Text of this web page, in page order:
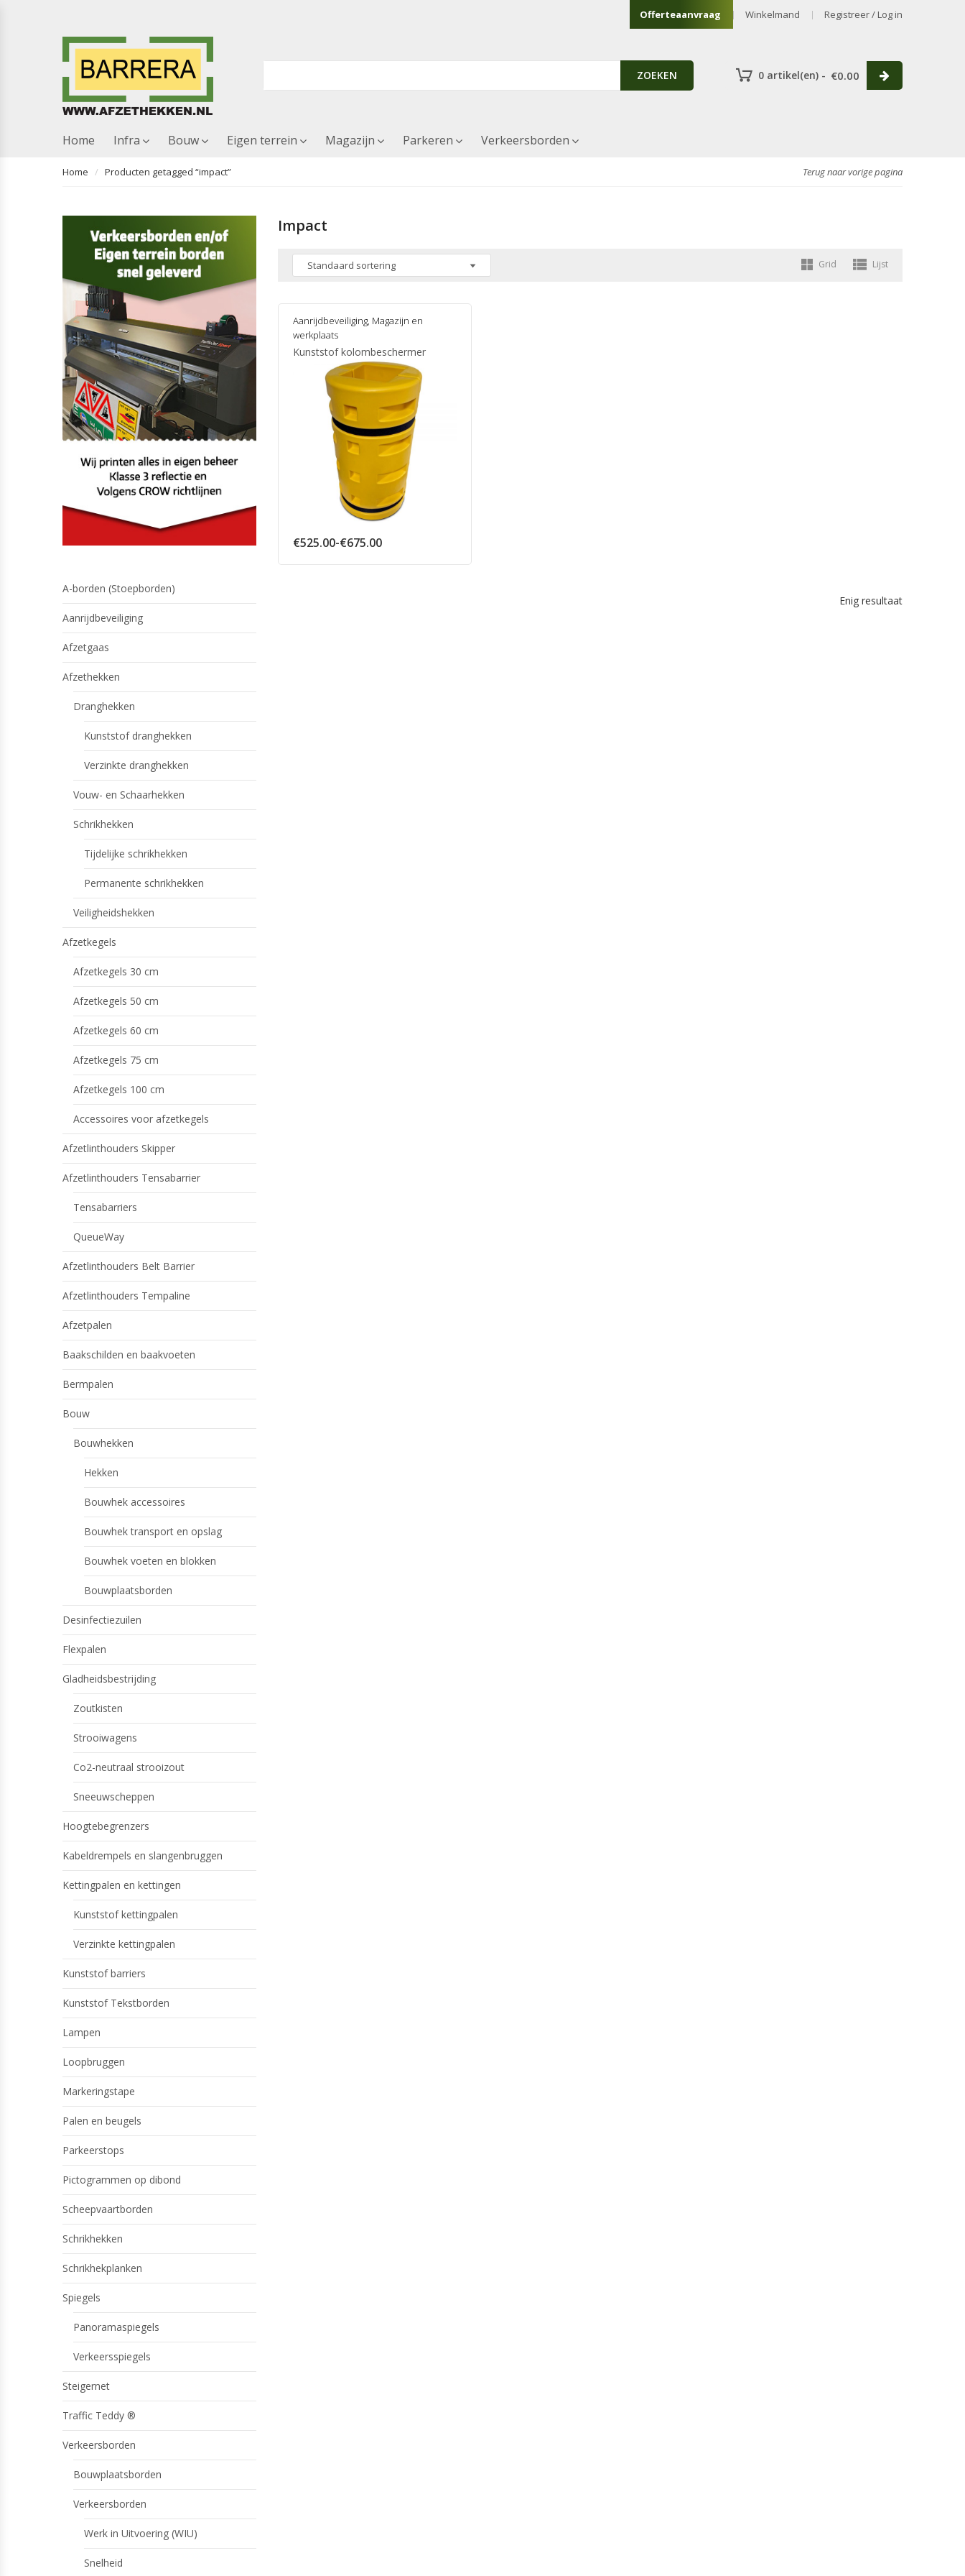
Offerteaanvraag Winkelmand Registreer / Log in
ZOEKEN 0 artikel(en) - €0.00
Home Infra Bouw Eigen terrein Magazijn Parkeren Verkeersborden
Home Producten getagged “impact” Terug naar vorige pagina
Impact
Grid Lijst
Aanrijdbeveiliging, Magazijn en
werkplaats
Kunststof kolombeschermer
€525.00-€675.00Prijsklasse:
Enig resultaat
A-borden (Stoepborden)
Aanrijdbeveiliging
Afzetgaas
Afzethekken
Dranghekken
Kunststof dranghekken
Verzinkte dranghekken
Vouw- en Schaarhekken
Schrikhekken
Tijdelijke schrikhekken
Permanente schrikhekken
Veiligheidshekken
Afzetkegels
Afzetkegels 30 cm
Afzetkegels 50 cm
Afzetkegels 60 cm
Afzetkegels 75 cm
Afzetkegels 100 cm
Accessoires voor afzetkegels
Afzetlinthouders Skipper
Afzetlinthouders Tensabarrier
Tensabarriers
QueueWay
Afzetlinthouders Belt Barrier
Afzetlinthouders Tempaline
Afzetpalen
Baakschilden en baakvoeten
Bermpalen
Bouw
Bouwhekken
Hekken
Bouwhek accessoires
Bouwhek transport en opslag
Bouwhek voeten en blokken
Bouwplaatsborden
Desinfectiezuilen
Flexpalen
Gladheidsbestrijding
Zoutkisten
Strooiwagens
Co2-neutraal strooizout
Sneeuwscheppen
Hoogtebegrenzers
Kabeldrempels en slangenbruggen
Kettingpalen en kettingen
Kunststof kettingpalen
Verzinkte kettingpalen
Kunststof barriers
Kunststof Tekstborden
Lampen
Loopbruggen
Markeringstape
Palen en beugels
Parkeerstops
Pictogrammen op dibond
Scheepvaartborden
Schrikhekken
Schrikhekplanken
Spiegels
Panoramaspiegels
Verkeersspiegels
Steigernet
Traffic Teddy ®
Verkeersborden
Bouwplaatsborden
Verkeersborden
Werk in Uitvoering (WIU)
Snelheid